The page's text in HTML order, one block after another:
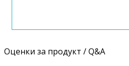
Оценки за продукт / Q&A